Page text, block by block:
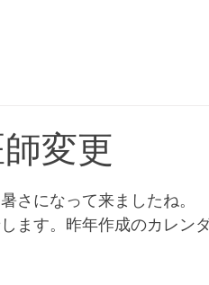
変更
さになって来ましたね。
ます。昨年作成のカレン